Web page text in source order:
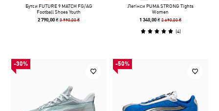
Бутси FUTURE 9 MATCH FG/AG
Football Shoes Youth
2 790,00 ₴3 990,00 ₴
Легінси PUMA STRONG Tights
Women
1 340,00 ₴2 690,00 ₴
(4)
-30% -50%